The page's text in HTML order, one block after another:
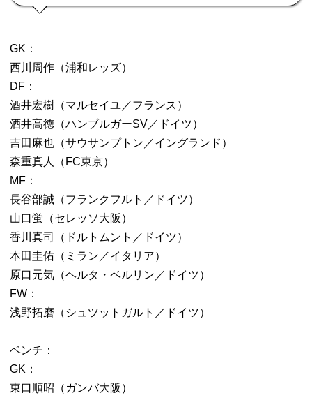
GK：
西川周作（浦和レッズ）
DF：
酒井宏樹（マルセイユ／フランス）
酒井高徳（ハンブルガーSV／ドイツ）
吉田麻也（サウサンプトン／イングランド）
森重真人（FC東京）
MF：
長谷部誠（フランクフルト／ドイツ）
山口蛍（セレッソ大阪）
香川真司（ドルトムント／ドイツ）
本田圭佑（ミラン／イタリア）
原口元気（ヘルタ・ベルリン／ドイツ）
FW：
浅野拓磨（シュツットガルト／ドイツ）
ベンチ：
GK：
東口順昭（ガンバ大阪）